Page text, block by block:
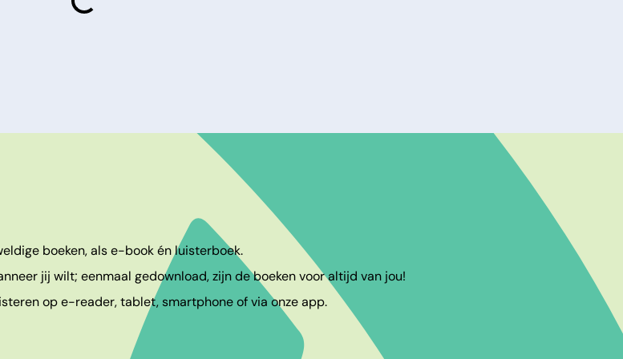
boeken, als e-book én luisterboek.
jij wilt; eenmaal gedownload, zijn de boeken voor altijd van jou!
op e-reader, tablet, smartphone of via onze app.